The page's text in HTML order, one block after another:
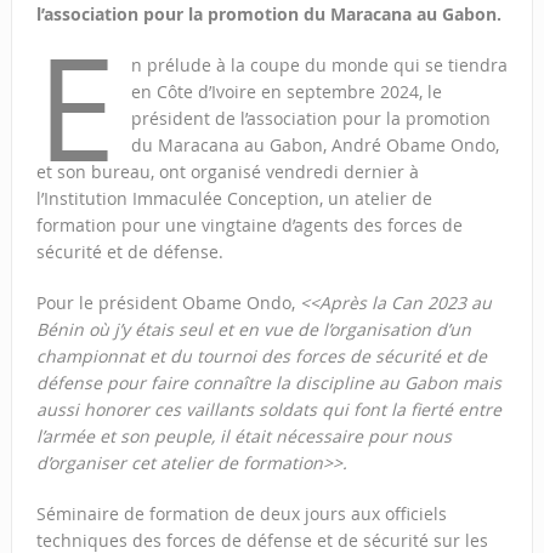
l’association pour la promotion du Maracana au Gabon.
E
n prélude à la coupe du monde qui se tiendra
en Côte d’Ivoire en septembre 2024, le
président de l’association pour la promotion
du Maracana au Gabon, André Obame Ondo,
et son bureau, ont organisé vendredi dernier à
l’Institution Immaculée Conception, un atelier de
formation pour une vingtaine d’agents des forces de
sécurité et de défense.
Pour le président Obame Ondo, <<Après la Can 2023 au
Bénin où j’y étais seul et en vue de l’organisation d’un
championnat et du tournoi des forces de sécurité et de
défense pour faire connaître la discipline au Gabon mais
aussi honorer ces vaillants soldats qui font la fierté entre
l’armée et son peuple, il était nécessaire pour nous
d’organiser cet atelier de formation>>.
Séminaire de formation de deux jours aux officiels
techniques des forces de défense et de sécurité sur les